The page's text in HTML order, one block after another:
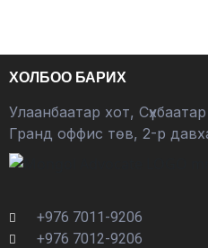
ХОЛБОО БАРИХ
Улаанбаатар хот, Сүхбаатар
Гранд оффис төв, 2-р
+976 7011-9206
+976 7012-9206